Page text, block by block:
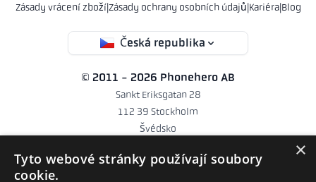
Zásady vrácení zboží|Zásady ochrany osobních údajů|Kariéra|Blog
Česká republika
© 2011 - 2026 Phonehero AB
Sankt Eriksgatan 28
112 39 Stockholm
Švédsko
hello@phonehero.cz
×
Tyto webové stránky používají soubory
cookie.